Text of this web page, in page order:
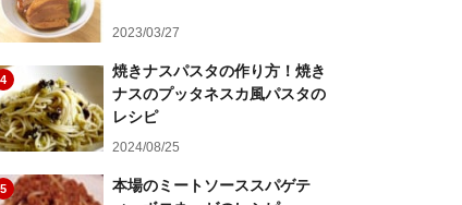
2023/03/27
4
焼きナスパスタの作り方！焼き
ナスのプッタネスカ風パスタの
レシピ
2024/08/25
5
本場のミートソーススパゲテ